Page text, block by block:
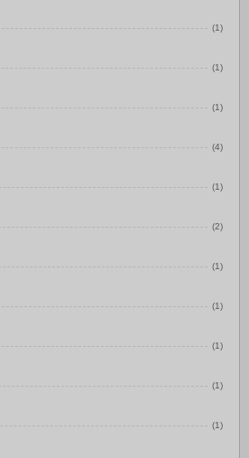
(1)
(1)
(1)
(4)
(1)
(2)
(1)
(1)
(1)
(1)
(1)